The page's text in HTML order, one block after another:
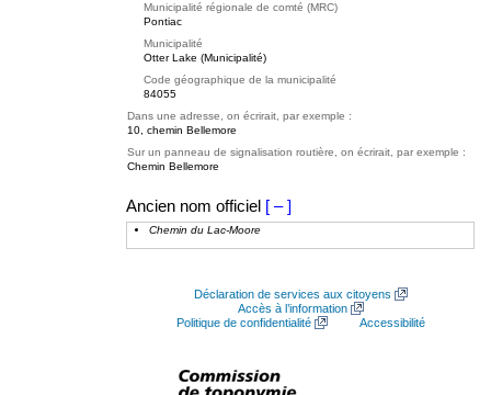
Municipalité régionale de comté (MRC)
Pontiac
Municipalité
Otter Lake (Municipalité)
Code géographique de la municipalité
84055
Dans une adresse, on écrirait, par exemple :
10, chemin Bellemore
Sur un panneau de signalisation routière, on écrirait, par exemple :
Chemin Bellemore
Ancien nom officiel [ – ]
Chemin du Lac-Moore
Déclaration de services aux citoyens
Accès à l’information
Politique de confidentialité
Accessibilité